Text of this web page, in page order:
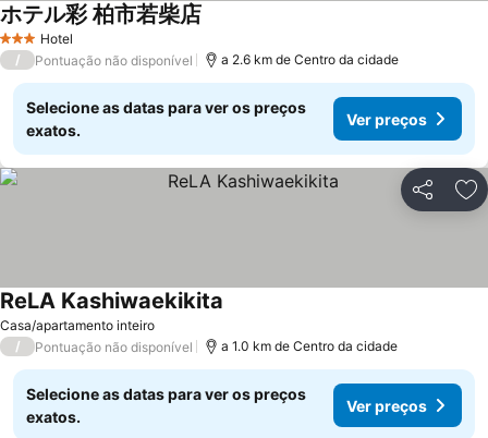
3 EstrelasHotel
ホテル彩 柏市若柴店
/ Pontuação não disponível a 2.6 km de Centro da cidade
Selecione as datas para ver os preços
exatos.
Ver preços
Partilhar
Casa/apartamento inteiro
ReLA Kashiwaekikita
/ Pontuação não disponível a 1.0 km de Centro da cidade
Selecione as datas para ver os preços
exatos.
Ver preços